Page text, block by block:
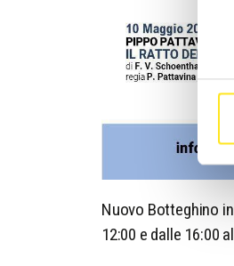
Nuovo Botteghino
12:00 e dalle 16:00